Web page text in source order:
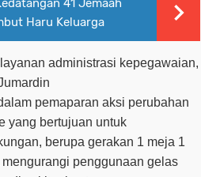
41 Jemaah
Haru Keluarga
administrasi kepegawaian,
pemaparan aksi perubahan
yang bertujuan untuk
berupa gerakan 1 meja 1
penggunaan gelas